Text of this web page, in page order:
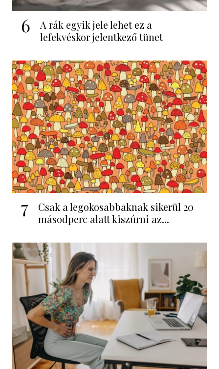
6
A rák egyik jele lehet ez a
lefekvéskor jelentkező tünet
7
Csak a legokosabbaknak sikerül 20
másodperc alatt kiszúrni az...